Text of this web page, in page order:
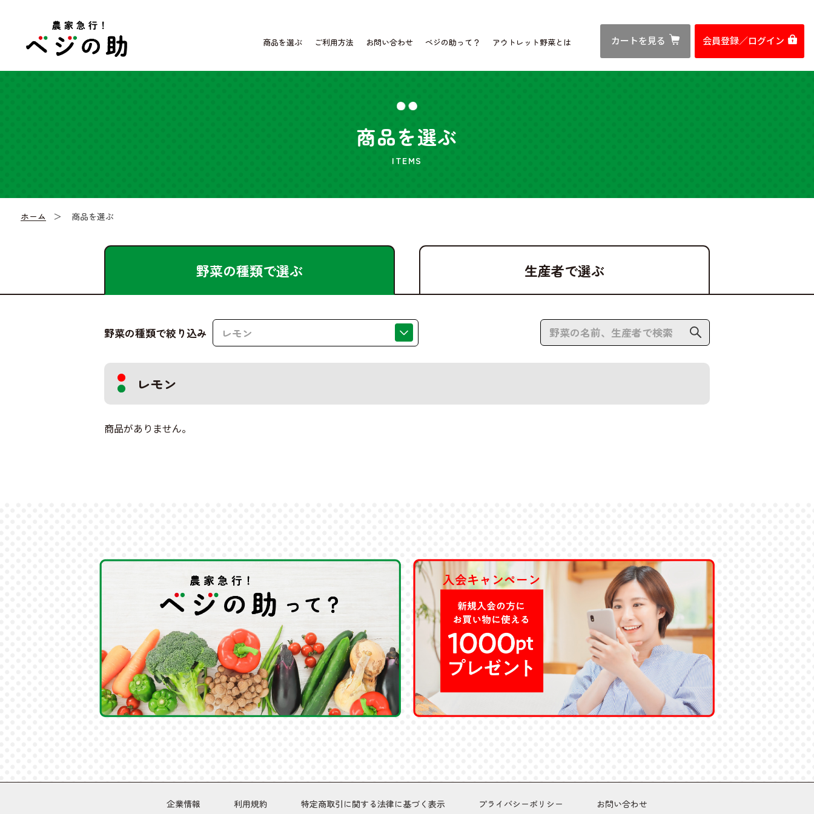
商品を選ぶ ご利用方法 お問い合わせ ベジの助って？ アウトレット野菜とは カートを見る 会員登録／ログイン
商品を選ぶ
ITEMS
ホーム 商品を選ぶ
野菜の種類で選ぶ 生産者で選ぶ
野菜の種類で絞り込み レモン
レモン
商品がありません。
企業情報 利用規約 特定商取引に関する法律に基づく表示 プライバシーポリシー お問い合わせ